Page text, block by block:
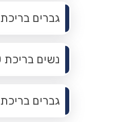
גברים בריכת 25 מטר
נשים בריכת 50 מטר
גברים בריכת 50 מטר